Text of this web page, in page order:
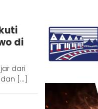
di
dari
[…]